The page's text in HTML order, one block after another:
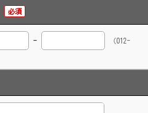
必須
- （012-